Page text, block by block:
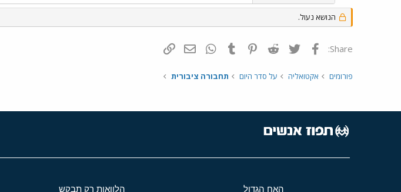
הנושא נעול.
Share: פייסבוק Twitter
Reddit
Pinterest
Tumblr
WhatsAppדואר אלקטרוני
פורומים אקטואליה על סדר היום תחבורה ציבורית
האח הגדול הלוואות רק תבקש